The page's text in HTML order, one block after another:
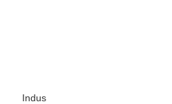
Indus